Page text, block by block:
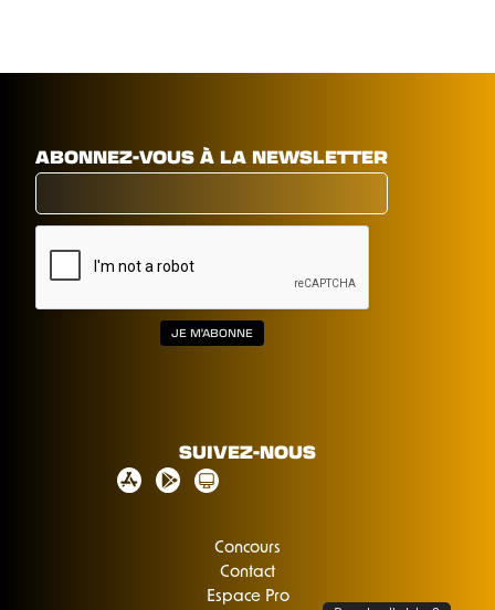
ABONNEZ-VOUS À LA NEWSLETTER
SUIVEZ-NOUS
Concours
Contact
Espace Pro